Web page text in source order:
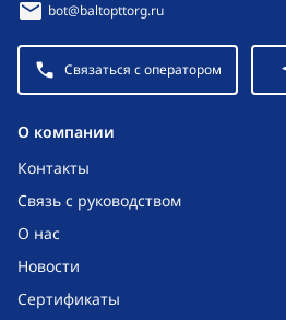
O компании
Контакты
Связь с руководством
О нас
Новости
Сертификаты
bot@baltopttorg.ru
Связаться с оператором